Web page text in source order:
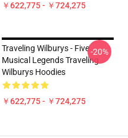
￥622,775 - ￥724,275
Traveling Wilburys - Five
Musical Legends Traveling
Wilburys Hoodies
￥622,775 - ￥724,275
-20%